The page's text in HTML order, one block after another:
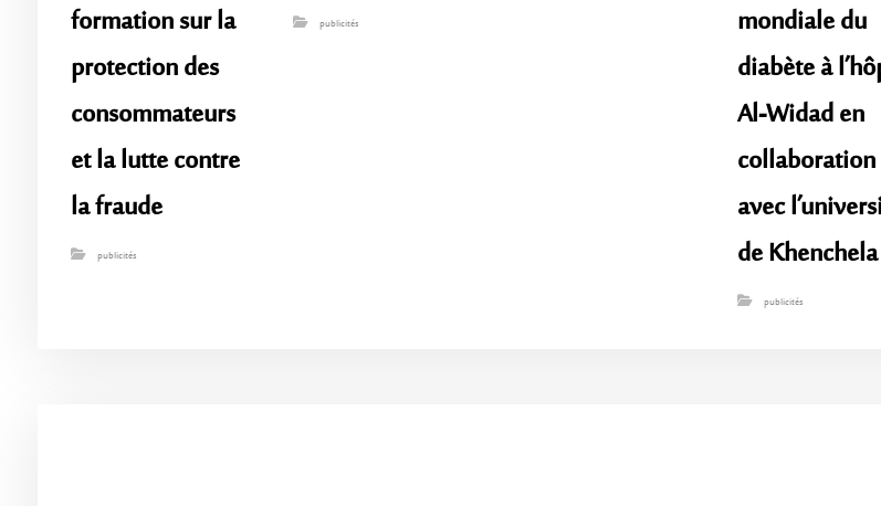
formation sur la
protection des
consommateurs
et la lutte contre
la fraude
publicités
publicités
mondiale du
diabète à
Al-Widad en
collaboration
avec
de Khenchela
publicités